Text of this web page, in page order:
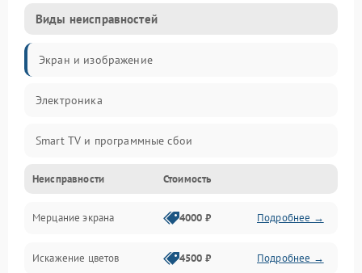
Виды неисправностей
Экран и изображение
Электроника
Smart TV и программные сбои
Питание и запуск
Подсветка и LED-модули
Звук и аудиосистема
Неисправности Стоимость
Мерцание экрана 4000 ₽ Подробнее →
Искажение цветов 4500 ₽ Подробнее →